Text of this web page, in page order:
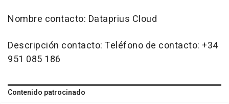
Nombre contacto: Dataprius Cloud
Descripción contacto: Teléfono de contacto: +34
951 085 186
Contenido patrocinado